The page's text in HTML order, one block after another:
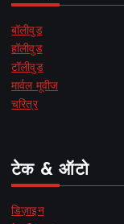
बॉलीवुड
हॉलीवुड
टॉलीवुड
मार्वल मूवीज
चरित्र
टेक & ऑटो
डिज़ाइन